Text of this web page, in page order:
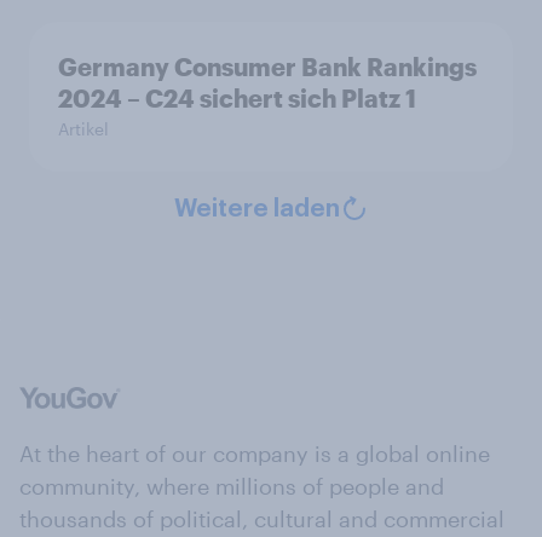
Germany Consumer Bank Rankings
2024 – C24 sichert sich Platz 1
Artikel
Weitere laden
At the heart of our company is a global online
community, where millions of people and
thousands of political, cultural and commercial